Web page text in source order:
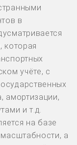
в
которая
учёте, с
амортизации,
и т.д.
на базе
а